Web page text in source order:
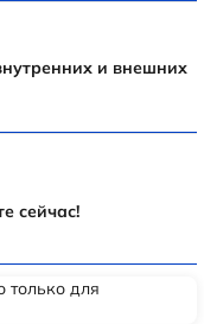
и внешних
сейчас!
только для